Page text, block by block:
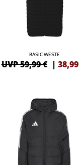
BASIC WESTE
UVP 59,99 € | 38,99